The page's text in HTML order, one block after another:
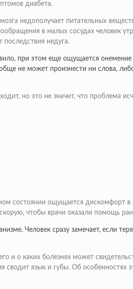
диабета.
недополучает питательных
в малых сосудах человек
недуга.
при этом еще ощущается онемение
не может произнести ни слова,
но это не значит, что проблема
состоянии ощущается дискомфорт
чтобы врачи оказали помощь
Человек сразу замечает, если
и о каких болезнях может
сводит язык и губы. Об особенностях